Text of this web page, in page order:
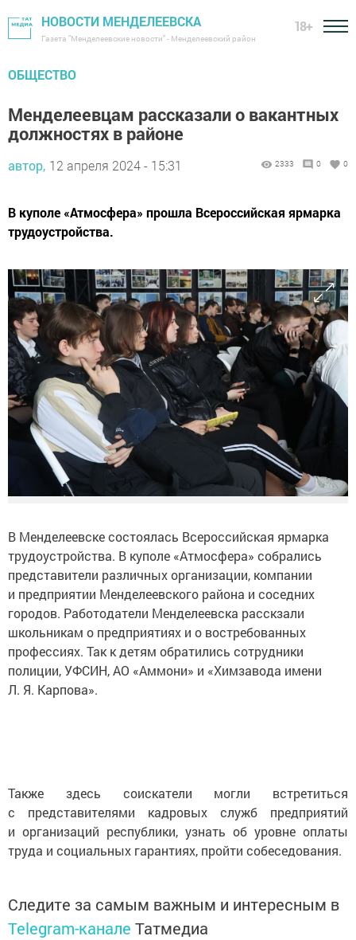
НОВОСТИ МЕНДЕЛЕЕВСКА
Газета "Менделеевские новости" - Менделеевский район
18+
ОБЩЕСТВО
Менделеевцам рассказали о вакантных
должностях в районе
автор, 12 апреля 2024 - 15:31 2333 0 0
В куполе «Атмосфера» прошла Всероссийская ярмарка
трудоустройства.
В Менделеевске состоялась Всероссийская ярмарка
трудоустройства. В куполе «Атмосфера» собрались
представители различных организации, компании
и предприятии Менделеевского района и соседних
городов. Работодатели Менделеевска расскзали
школьникам о предприятиях и о востребованных
профессиях. Так к детям обратились сотрудники
полиции, УФСИН, АО «Аммони» и «Химзавода имени
Л. Я. Карпова».
Также здесь соискатели могли встретиться
с представителями кадровых служб предприятий
и организаций республики, узнать об уровне оплаты
труда и социальных гарантиях, пройти собеседования.
Следите за самым важным и интересным в
Telegram-канале Татмедиа